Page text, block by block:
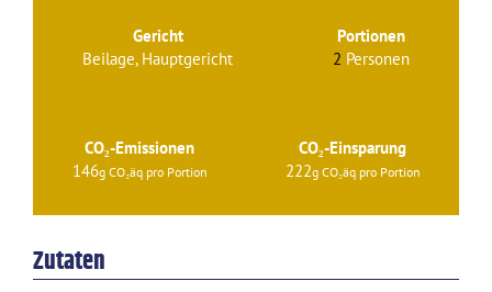
Gericht
Beilage, Hauptgericht
Portionen
2 Personen
CO₂-Emissionen
146
CO₂-Einsparung
222
Zutaten